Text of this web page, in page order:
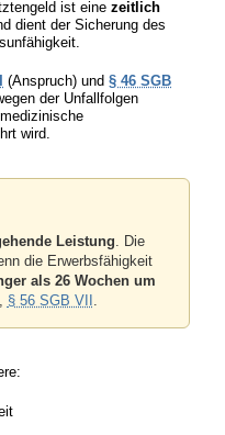
ist eine zeitlich
dient der Sicherung des
(Anspruch) und § 46 SGB
der Unfallfolgen
wird.
Leistung. Die
die Erwerbsfähigkeit
als 26 Wochen um
§ 56 SGB VII .